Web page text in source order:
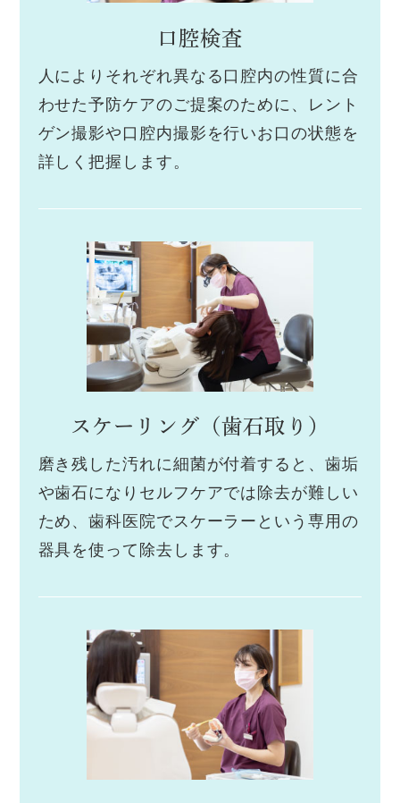
口腔検査
人によりそれぞれ異なる口腔内の性質に合
わせた予防ケアのご提案のために、レント
ゲン撮影や口腔内撮影を行いお口の状態を
詳しく把握します。
スケーリング （歯石取り）
磨き残した汚れに細菌が付着すると、歯垢
や歯石になりセルフケアでは除去が難しい
ため、歯科医院でスケーラーという専用の
器具を使って除去します。